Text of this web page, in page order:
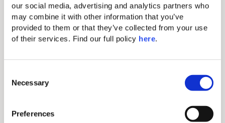
our social media, advertising and analytics partners who
may combine it with other information that you’ve
provided to them or that they’ve collected from your use
of their services. Find our full policy here.
Necessary
Preferences